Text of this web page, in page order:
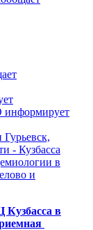
- Кузбасса
в
и
в